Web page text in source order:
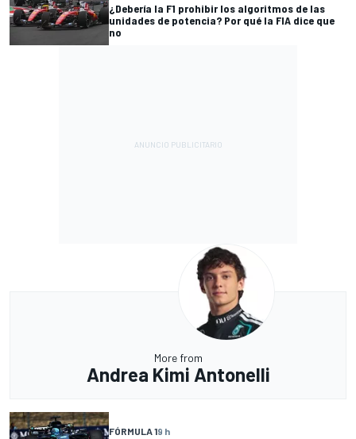
¿Debería la F1 prohibir los algoritmos de las
unidades de potencia? Por qué la FIA dice que
no
More from
Andrea Kimi Antonelli
FÓRMULA 19 h